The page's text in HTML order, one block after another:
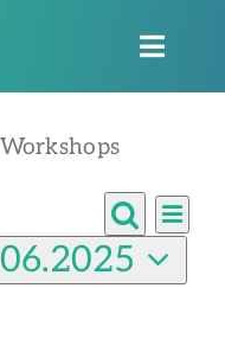
Toggle
Suche
Suche
Liste